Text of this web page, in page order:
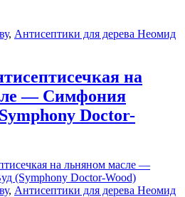
, Антисептики для дерева Неомид
на
— Симфония
Doctor-
, Антисептики для дерева Неомид